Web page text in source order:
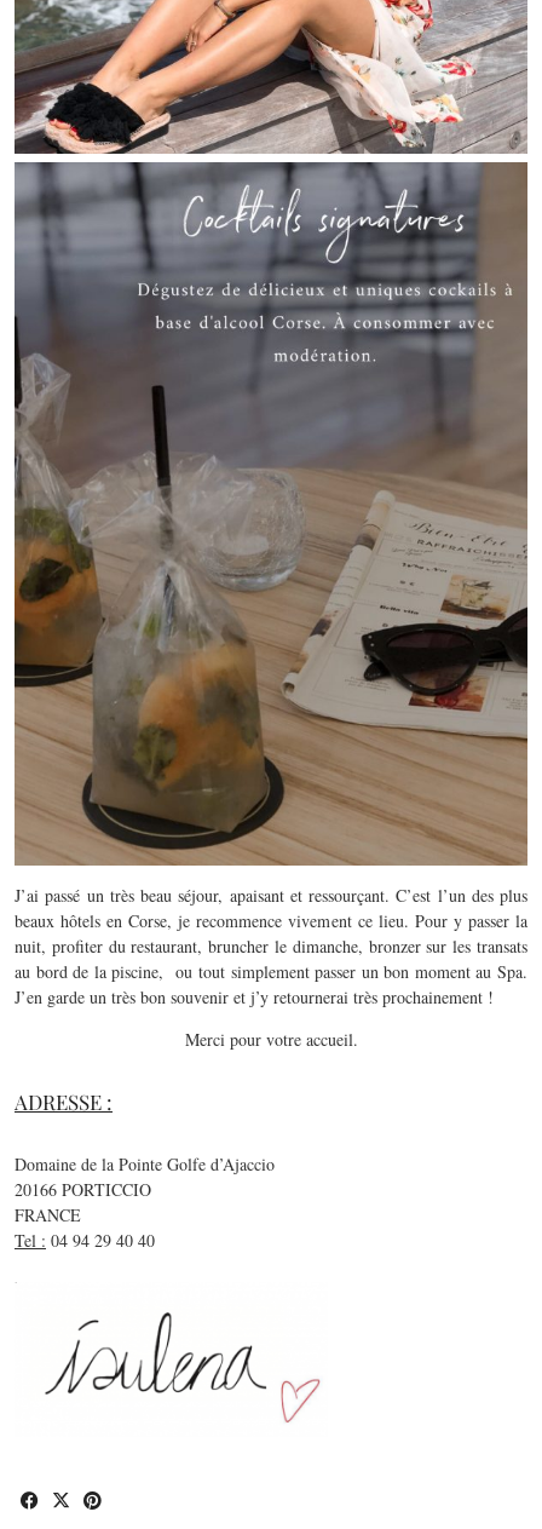
J’ai passé un très beau séjour, apaisant et ressourçant. C’est l’un des plus
beaux hôtels en Corse, je recommence vivement ce lieu. Pour y passer la
nuit, profiter du restaurant, bruncher le dimanche, bronzer sur les transats
au bord de la piscine, ou tout simplement passer un bon moment au Spa.
J’en garde un très bon souvenir et j’y retournerai très prochainement !
Merci pour votre accueil.
ADRESSE :
Domaine de la Pointe Golfe d’Ajaccio
20166 PORTICCIO
FRANCE
Tel : 04 94 29 40 40